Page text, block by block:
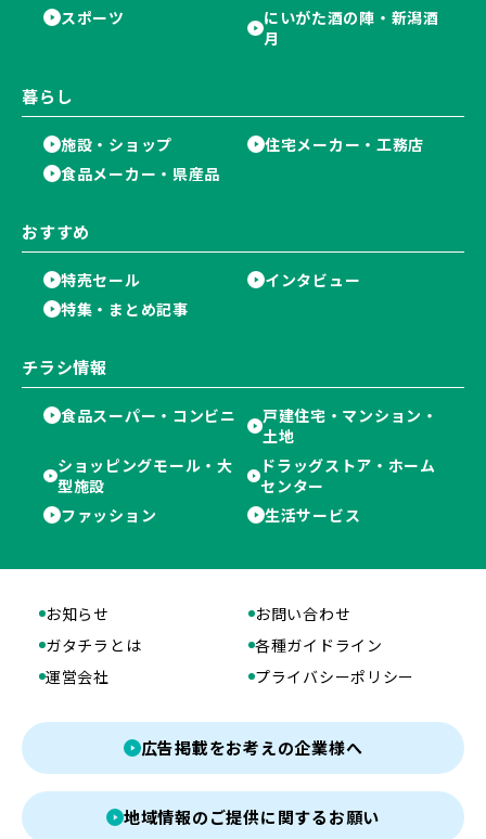
スポーツ
にいがた酒の陣・新潟酒
月
暮らし
施設・ショップ
住宅メーカー・工務店
食品メーカー・県産品
おすすめ
特売セール
インタビュー
特集・まとめ記事
チラシ情報
食品スーパー・コンビニ
戸建住宅・マンション・
土地
ショッピングモール・大
型施設
ドラッグストア・ホーム
センター
ファッション
生活サービス
お知らせ
お問い合わせ
ガタチラとは
各種ガイドライン
運営会社
プライバシーポリシー
広告掲載をお考えの企業様へ
地域情報のご提供に関するお願い